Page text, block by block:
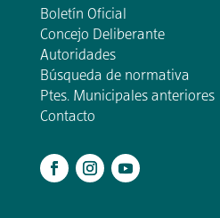
Boletín Oficial
Concejo Deliberante
Autoridades
Búsqueda de normativa
Ptes. Municipales anteriores
Contacto